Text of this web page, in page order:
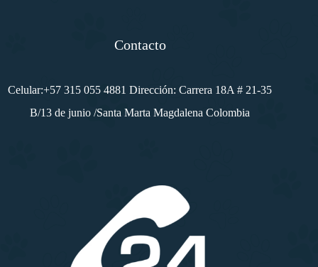
Contacto
Celular:+57 315 055 4881 Dirección: Carrera 18A # 21-35
B/13 de junio /Santa Marta Magdalena Colombia